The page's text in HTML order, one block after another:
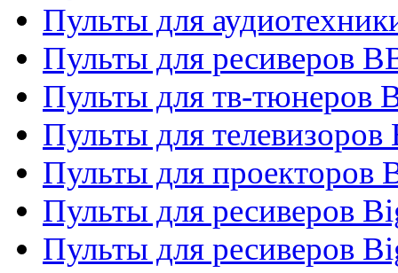
Пульты для
Пульты для ресиверов
Пульты для тв-тюнеров
Пульты для телевизоров
Пульты для проекторов
Пульты для ресиверов
Пульты для ресиверов